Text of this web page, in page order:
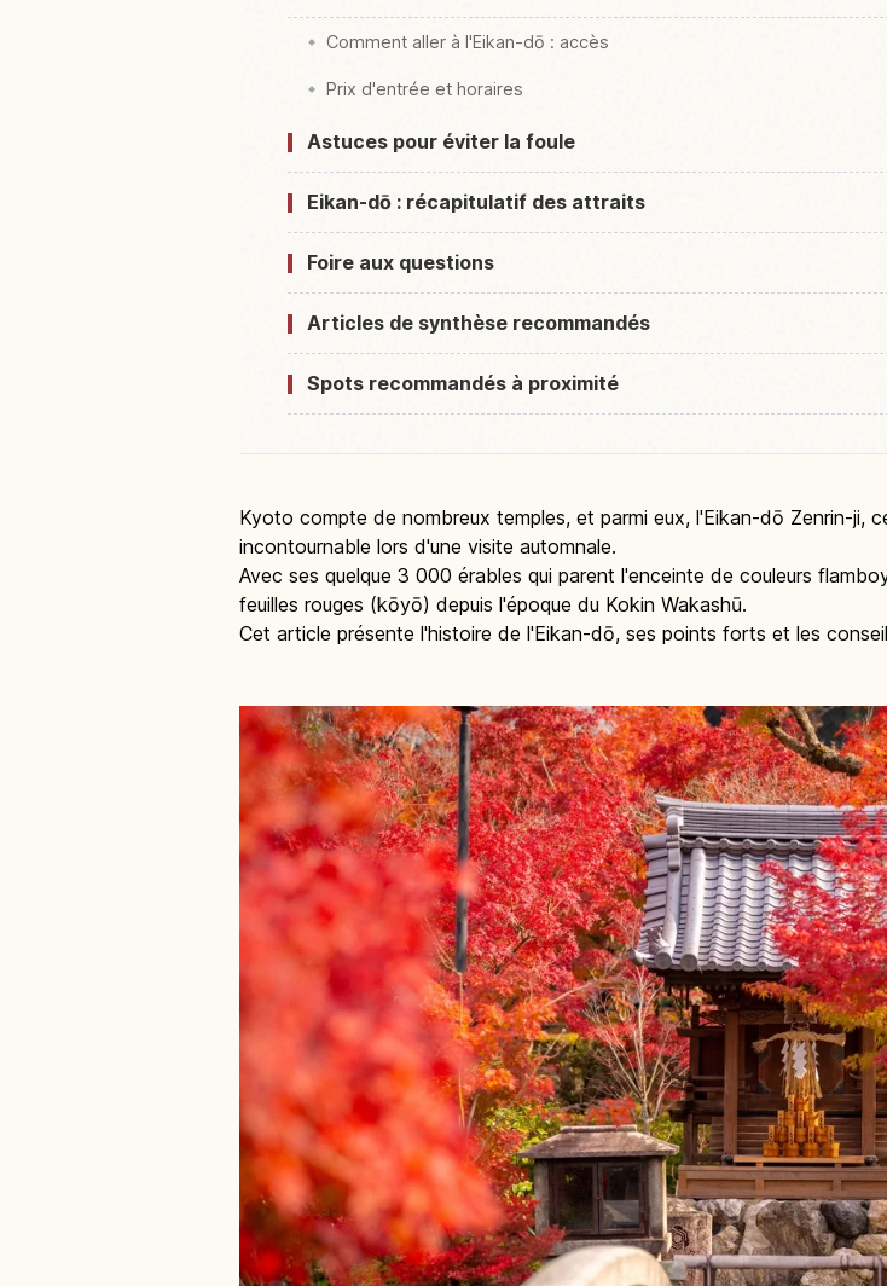
Comment aller à l'Eikan-dō : accès
Prix d'entrée et horaires
Astuces pour éviter la foule
Eikan-dō : récapitulatif des attraits
Foire aux questions
Articles de synthèse recommandés
Spots recommandés à proximité
Kyoto compte de nombreux temples, et parmi eux, l'Eikan-dō Zenrin-ji,
incontournable lors d'une visite automnale.
Avec ses quelque 3 000 érables qui parent l'enceinte de couleurs
feuilles rouges (kōyō) depuis l'époque du Kokin Wakashū.
Cet article présente l'histoire de l'Eikan-dō, ses points forts et les